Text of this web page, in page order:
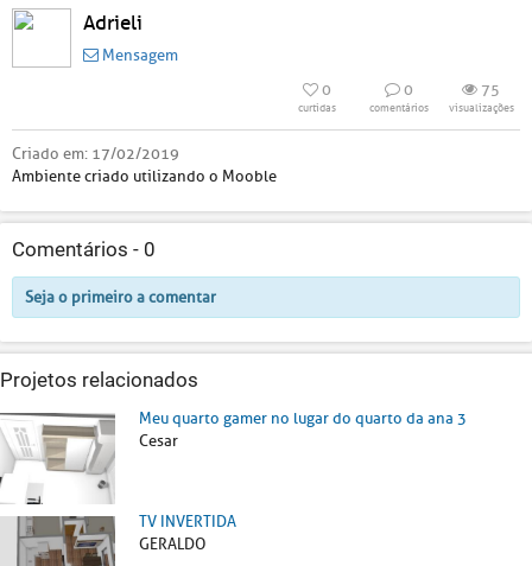
Adrieli
Mensagem
0
curtidas
0
comentários
75
visualizações
Criado em: 17/02/2019
Ambiente criado utilizando o Mooble
Comentários - 0
Seja o primeiro a comentar
Projetos relacionados
Meu quarto gamer no lugar do quarto da ana 3
Cesar
TV INVERTIDA
GERALDO